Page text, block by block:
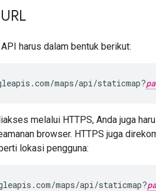
API harus dalam bentuk berikut:
maps/api/staticmap?
melalui HTTPS, Anda juga
browser. HTTPS juga
lokasi pengguna:
maps/api/staticmap?